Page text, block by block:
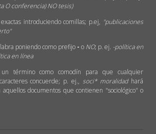
O conferencia) NO tesis)
introduciendo comillas; p.ej, "publicaciones
poniendo como prefijo - o NO; p. ej. -política en
en línea
término como comodín para que cualquier
concuerde; p. ej., soci* moralidadhará
aquellos documentos que contienen "sociológico" o